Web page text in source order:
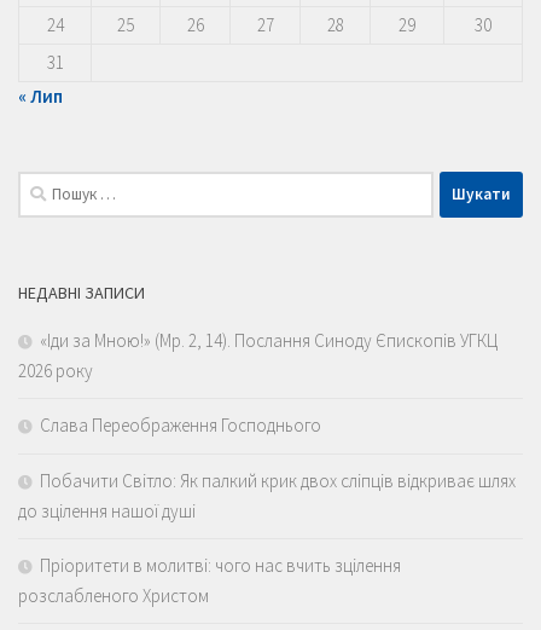
24
25 26 27 28 29
30
31
« Лип
Пошук:
НЕДАВНІ ЗАПИСИ
«Іди за Мною!» (Мр. 2, 14). Послання Синоду Єпископів УГКЦ
2026 року
Слава Переображення Господнього
Побачити Світло: Як палкий крик двох сліпців відкриває шлях
до зцілення нашої душі
Пріоритети в молитві: чого нас вчить зцілення
розслабленого Христом